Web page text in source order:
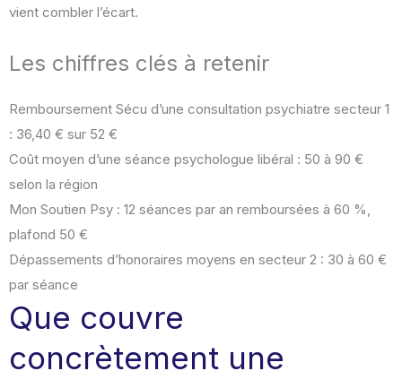
vient combler l’écart.
Les chiffres clés à retenir
Remboursement Sécu d’une consultation psychiatre secteur 1
: 36,40 € sur 52 €
Coût moyen d’une séance psychologue libéral : 50 à 90 €
selon la région
Mon Soutien Psy : 12 séances par an remboursées à 60 %,
plafond 50 €
Dépassements d’honoraires moyens en secteur 2 : 30 à 60 €
par séance
Que couvre
concrètement une